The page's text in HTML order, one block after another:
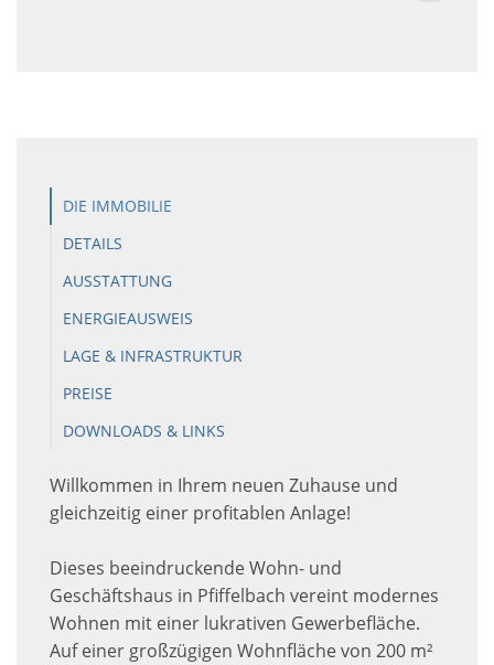
DIE IMMOBILIE
DETAILS
AUSSTATTUNG
ENERGIEAUSWEIS
LAGE & INFRASTRUKTUR
PREISE
DOWNLOADS & LINKS
Willkommen in Ihrem neuen Zuhause und
gleichzeitig einer profitablen Anlage!
Dieses beeindruckende Wohn- und
Geschäftshaus in Pfiffelbach vereint modernes
Wohnen mit einer lukrativen Gewerbefläche.
Auf einer großzügigen Wohnfläche von 200 m²